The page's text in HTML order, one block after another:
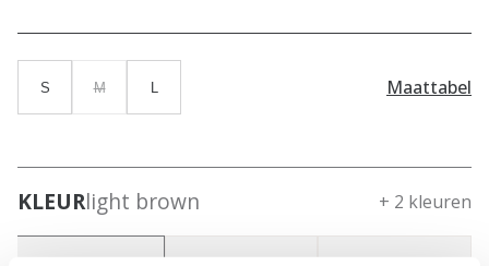
S M Maattabel
KLEURlight brown + 2 kleuren